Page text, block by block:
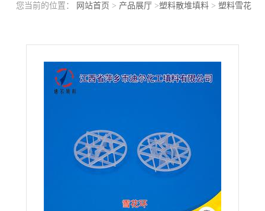
您当前的位置： 网站首页 > 产品展厅>塑料散堆填料> 塑料雪花